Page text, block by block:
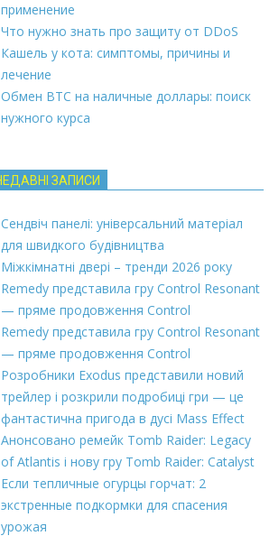
применение
Что нужно знать про защиту от DDoS
Кашель у кота: симптомы, причины и
лечение
Обмен ВТС на наличные доллары: поиск
нужного курса
ЗАПИСИ
Сендвіч панелі: універсальний матеріал
для швидкого будівництва
Міжкімнатні двері – тренди 2026 року
Remedy представила гру Control Resonant
— пряме продовження Control
Remedy представила гру Control Resonant
— пряме продовження Control
Розробники Exodus представили новий
трейлер і розкрили подробиці гри — це
фантастична пригода в дусі Mass Effect
Анонсовано ремейк Tomb Raider: Legacy
of Atlantis і нову гру Tomb Raider: Catalyst
Если тепличные огурцы горчат: 2
экстренные подкормки для спасения
урожая